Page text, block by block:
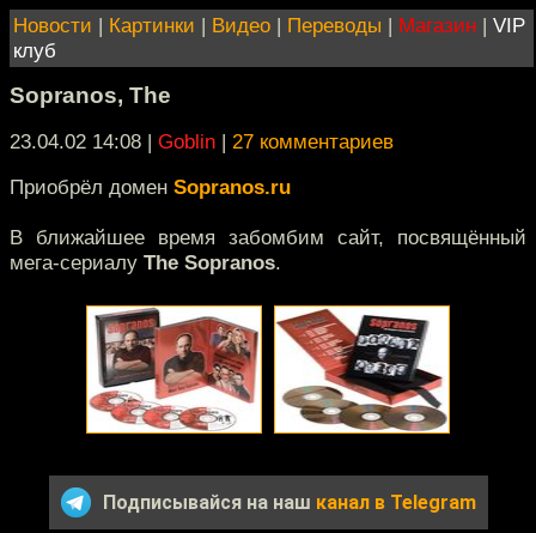
Новости | Картинки | Видео | Переводы | Магазин | VIP
клуб
Sopranos, The
23.04.02 14:08 | Goblin | 27 комментариев
Приобрёл домен Sopranos.ru
В ближайшее время забомбим сайт, посвящённый
мега-сериалу The Sopranos.
Подписывайся на наш канал в Telegram